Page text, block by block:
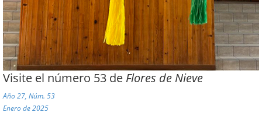
Visite el número 53 de Flores de Nieve
Año 27, Núm. 53
Enero de 2025